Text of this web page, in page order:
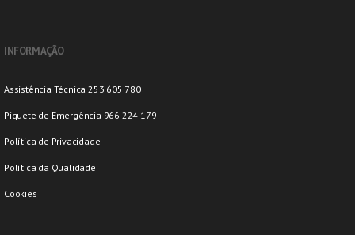
INFORMAÇÃO
Assistência Técnica 253 605 780
Piquete de Emergência 966 224 179
Política de Privacidade
Política da Qualidade
Cookies